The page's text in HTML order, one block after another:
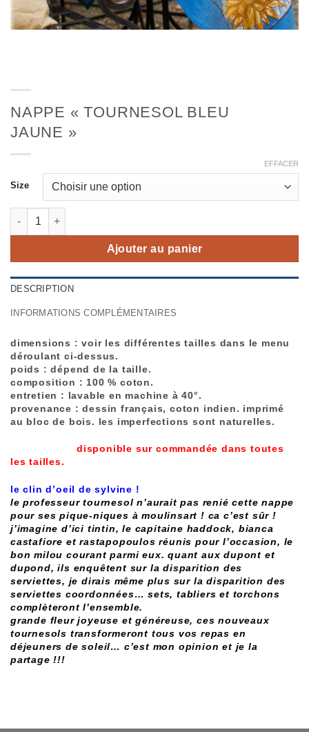
NAPPE « TOURNESOL BLEU
JAUNE »
Size
EFFACER
Ajouter au panier
DESCRIPTION
INFORMATIONS COMPLÉMENTAIRES
dimensions :voir les différentes tailles dans le menu
déroulant ci-dessus.
poids :dépend de la taille.
composition : 100 % coton.
entretien : lavable en machine à 40°.
provenance :dessin français, coton indien. imprimé
au bloc de bois. les imperfections sont naturelles.
disponible sur commandée dans toutes
les tailles.
le clin d’oeil de sylvine !
le professeur tournesol n’aurait pas renié cette nappe
pour ses pique-niques à moulinsart ! ca c’est sûr !
j’imagine d’ici tintin, le capitaine haddock, bianca
castafiore et rastapopoulos réunis pour l’occasion, le
bon milou courant parmi eux. quant aux dupont et
dupond, ils enquêtent sur la disparition des
serviettes, je dirais même plus sur la disparition des
serviettes coordonnées… sets, tabliers et torchons
complèteront l’ensemble.
grande fleur joyeuse et généreuse, ces nouveaux
tournesols transformeront tous vos repas en
déjeuners de soleil… c’est mon opinion et je la
partage !!!